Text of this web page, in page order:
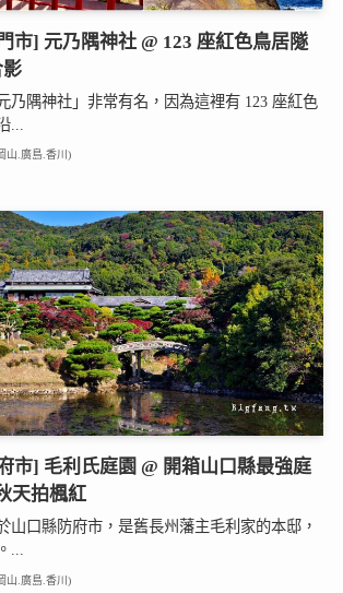
市] 元乃隅神社 @ 123 座紅色鳥居隧
乃隅神社」非常有名，因為這裡有 123 座紅色
...
山.廣島.香川)
市] 毛利氏庭園 @ 開箱山口縣最強庭
天拍楓紅
山口縣防府市，是舊長州藩主毛利家的本邸，
...
山.廣島.香川)